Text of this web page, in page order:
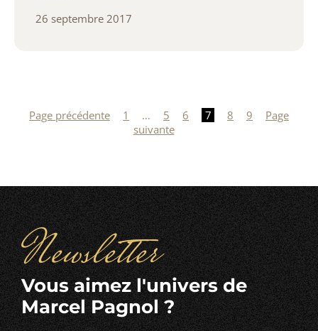
26 septembre 2017
desPage précédente 1 … 5 6 7 8 9
Page
suivante
Newsletter
Vous aimez l'univers de
Marcel Pagnol ?